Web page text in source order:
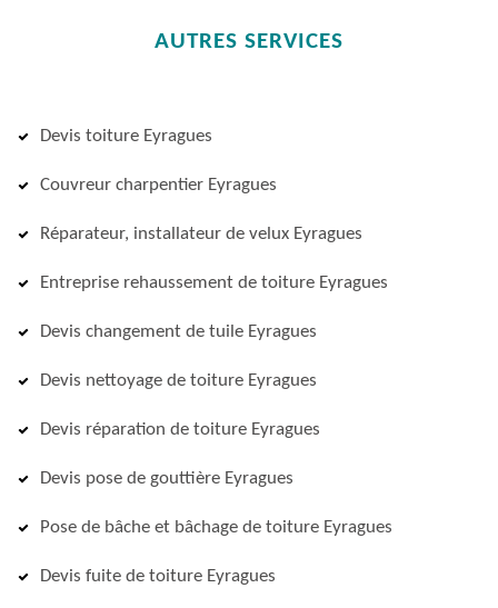
AUTRES SERVICES
Devis toiture Eyragues
Couvreur charpentier Eyragues
Réparateur, installateur de velux Eyragues
Entreprise rehaussement de toiture Eyragues
Devis changement de tuile Eyragues
Devis nettoyage de toiture Eyragues
Devis réparation de toiture Eyragues
Devis pose de gouttière Eyragues
Pose de bâche et bâchage de toiture Eyragues
Devis fuite de toiture Eyragues